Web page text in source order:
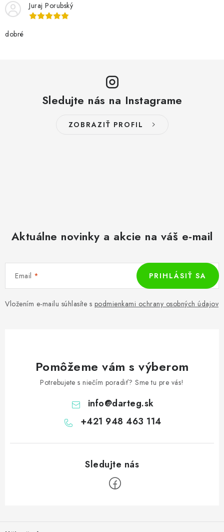
Juraj Porubský
dobré
Sledujte nás na Instagrame
ZOBRAZIŤ PROFIL
Aktuálne novinky a akcie na váš e-mail
Email
Vložením e-mailu súhlasíte s podmienkami ochrany osobných údajov
PRIHLÁSIŤ SA
Pomôžeme vám s výberom
Potrebujete s niečím poradiť? Sme tu pre vás!
info@darteg.sk
+421 948 463 114